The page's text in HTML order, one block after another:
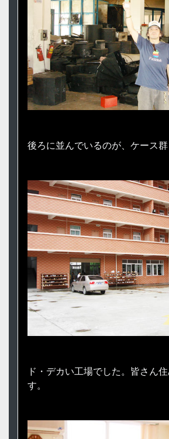
後ろに並んでいるのが、ケース群
ド・デカい工場でした。皆さん
す。